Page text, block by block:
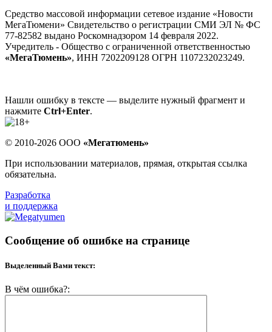
Средство массовой информации сетевое издание «Новости
МегаТюмени» Свидетельство о регистрации СМИ ЭЛ № ФС
77-82582 выдано Роскомнадзором 14 февраля 2022.
Учредитель - Общество с ограниченной ответственностью
«МегаТюмень», ИНН 7202209128 ОГРН 1107232023249.
Нашли ошибку в тексте — выделите нужный фрагмент и
нажмите Ctrl+Enter.
© 2010-2026 ООО «Мегатюмень»
При использовании материалов, прямая, открытая ссылка
обязательна.
Разработка
и поддержка
Сообщение об ошибке на странице
Выделенный Вами текст:
В чём ошибка?: